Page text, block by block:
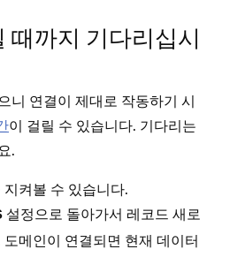
때까지 기다리십시
니 연결이 제대로 작동하기 시
이 걸릴 수 있습니다. 기다리는
.
켜볼 수 있습니다.
설정으로 돌아가서 레코드 새로
메인이 연결되면 현재 데이터